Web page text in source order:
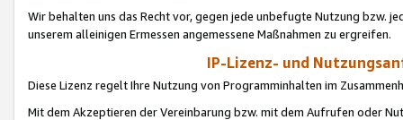
Wir behalten uns das Recht vor, gegen jede unbefugte Nutzung bzw.
unserem alleinigen Ermessen angemessene Maßnahmen zu ergreifen.
IP-Lizenz- und
Diese Lizenz regelt Ihre Nutzung von Programminhalten im
Mit dem Akzeptieren der Vereinbarung bzw. mit dem Aufrufen oder